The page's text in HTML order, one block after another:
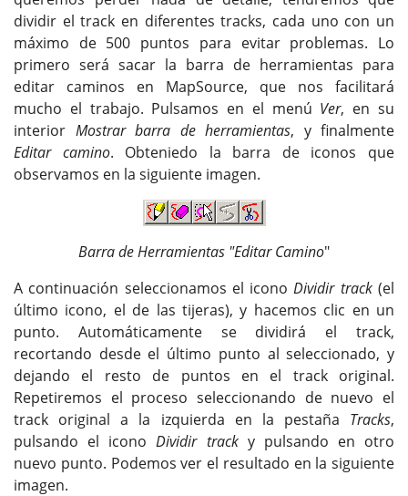
dividir el track en diferentes tracks, cada uno con un
máximo de 500 puntos para evitar problemas. Lo
primero será sacar la barra de herramientas para
editar caminos en MapSource, que nos facilitará
mucho el trabajo. Pulsamos en el menú Ver, en su
interior Mostrar barra de herramientas, y finalmente
Editar camino. Obteniedo la barra de iconos que
observamos en la siguiente imagen.
Barra de Herramientas "Editar Camino"
A continuación seleccionamos el iconoDividir track(el
último icono, el de las tijeras), y hacemos clic en un
punto. Automáticamente se dividirá el track,
recortando desde el último punto al seleccionado, y
dejando el resto de puntos en el track original.
Repetiremos el proceso seleccionando de nuevo el
track original a la izquierda en la pestaña Tracks,
pulsando el iconoDividir tracky pulsando en otro
nuevo punto. Podemos ver el resultado en la siguiente
imagen.